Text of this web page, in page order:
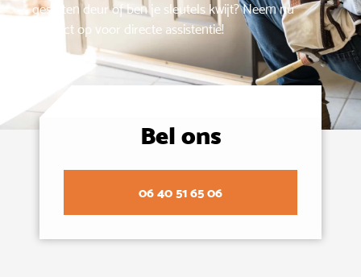
gesloten deur of ben je sleutels kwijt? Neem nu
contact op voor directe assistentie!
Bel ons
06 40 51 65 06